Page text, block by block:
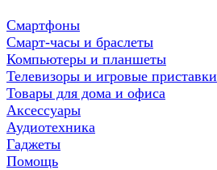
Смартфоны
Смарт-часы и браслеты
Компьютеры и планшеты
Телевизоры и игровые приставки
Товары для дома и офиса
Аксессуары
Аудиотехника
Гаджеты
Помощь